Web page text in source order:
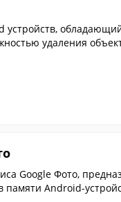
устройств,
удаления
Google Фото,
Android-